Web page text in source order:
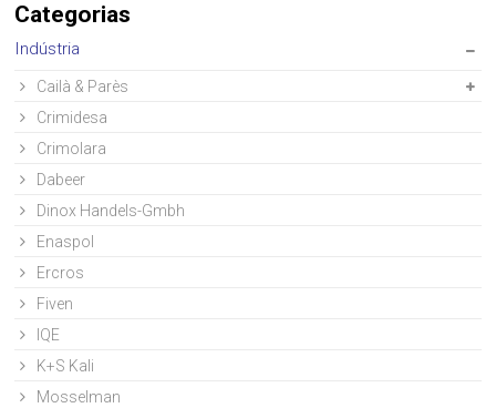
Categorias
Indústria
Cailà & Parès
Crimidesa
Crimolara
Dabeer
Dinox Handels-Gmbh
Enaspol
Ercros
Fiven
IQE
K+S Kali
Mosselman